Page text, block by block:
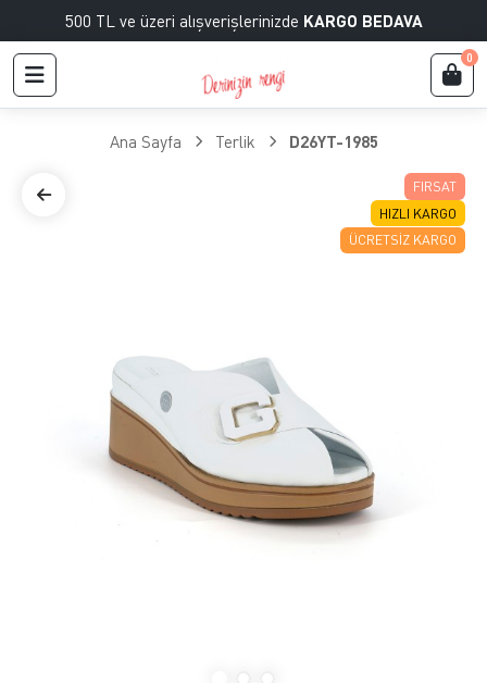
500 TL ve üzeri alışverişlerinizde KARGO BEDAVA
0
Ana Sayfa Terlik D26YT-1985
FIRSAT
HIZLI KARGO
ÜCRETSIZ KARGO